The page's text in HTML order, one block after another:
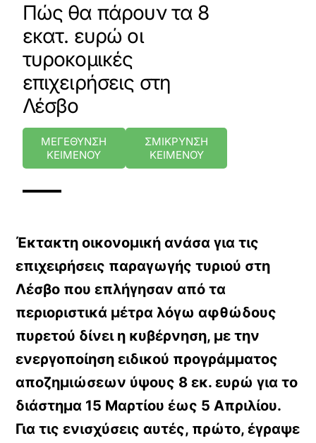
Πώς θα πάρουν τα 8
εκατ. ευρώ οι
τυροκομικές
επιχειρήσεις στη
Λέσβο
ΜΕΓΕΘΥΝΣΗ
ΚΕΙΜΕΝΟΥ
ΣΜΙΚΡΥΝΣΗ
ΚΕΙΜΕΝΟΥ
Έκτακτη οικονομική ανάσα για τις
επιχειρήσεις παραγωγής τυριού στη
Λέσβο που επλήγησαν από τα
περιοριστικά μέτρα λόγω αφθώδους
πυρετού δίνει η κυβέρνηση, με την
ενεργοποίηση ειδικού προγράμματος
αποζημιώσεων ύψους 8 εκ. ευρώ για το
διάστημα 15 Μαρτίου έως 5 Απριλίου.
Για τις ενισχύσεις αυτές, πρώτο, έγραψε